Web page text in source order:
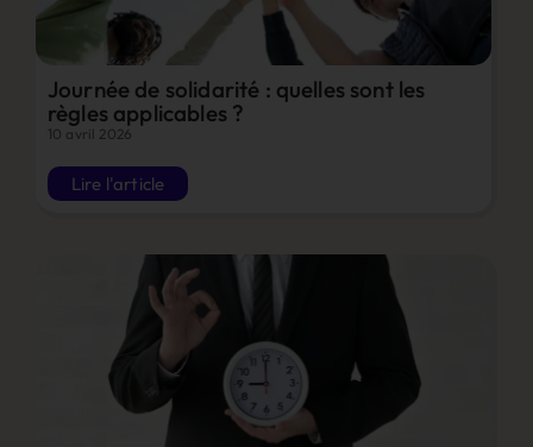
Journée de solidarité : quelles sont les
règles applicables ?
10 avril 2026
Lire l'article